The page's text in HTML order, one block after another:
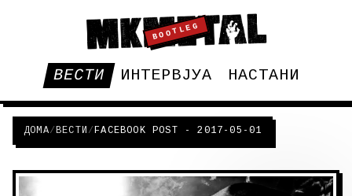
BOOTLEG
ВЕСТИ ИНТЕРВЈУА НАСТАНИ
ДОМА/ВЕСТИ /FACEBOOK POST - 2017-05-01